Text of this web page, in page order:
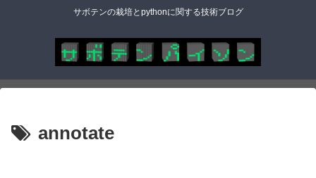
サボテンの栽培とpythonに関する技術ブログ
annotate